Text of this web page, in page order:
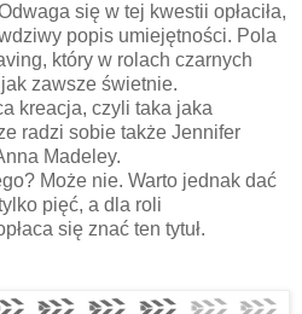
się w tej kwestii opłaciła,
popis umiejętności. Pola
który w rolach czarnych
zawsze świetnie.
kreacja, czyli taka jaka
radzi sobie także Jennifer
Madeley.
Może nie. Warto jednak dać
pięć, a dla roli
się znać ten tytuł.